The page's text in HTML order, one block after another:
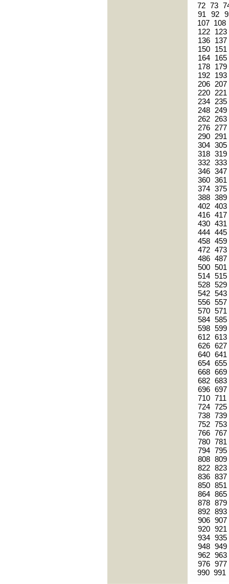
72 73
91
92
107 108
122
123
136
137
150
151
164
165
178
179
192
193
206 207
220
221
234
235
248
249
262
263
276
277
290
291
304 305
318 319
332 333
346 347
360 361
374 375
388 389
402 403
416 417
430 431
444 445
458 459
472 473
486 487
500 501
514 515
528 529
542 543
556 557
570 571
584 585
598 599
612 613
626 627
640 641
654 655
668 669
682 683
696 697
710 711
724 725
738 739
752 753
766 767
780 781
794 795
808 809
822 823
836 837
850 851
864 865
878 879
892 893
906 907
920 921
934 935
948 949
962 963
976 977
990 991